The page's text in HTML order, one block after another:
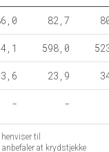
82,7
598,0
23,9
- -
til
at krydstjekke